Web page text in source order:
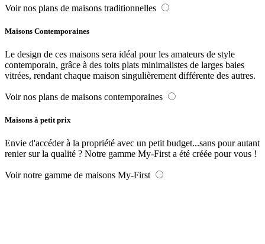
Voir nos plans de maisons traditionnelles
Maisons Contemporaines
Le design de ces maisons sera idéal pour les amateurs de style
contemporain, grâce à des toits plats minimalistes de larges baies
vitrées, rendant chaque maison singulièrement différente des autres.
Voir nos plans de maisons contemporaines
Maisons à petit prix
Envie d'accéder à la propriété avec un petit budget...sans pour autant
renier sur la qualité ? Notre gamme My-First a été créée pour vous !
Voir notre gamme de maisons My-First